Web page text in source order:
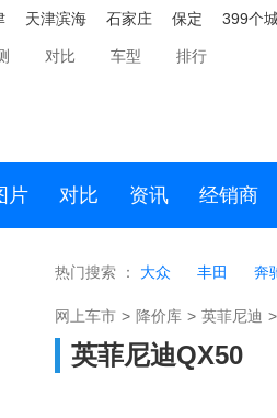
天津滨海 石家庄 保定 399个
对比 车型 排行
片 对比 资讯 经销商
热门搜索 ： 大众 丰田 奔
网上车市 > 降价库 > 英菲尼迪 >
英菲尼迪QX50